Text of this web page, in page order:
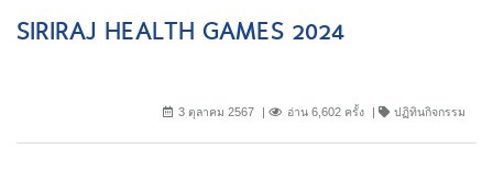
SIRIRAJ HEALTH GAMES 2024
3 ตุลาคม 2567 อ่าน 6,602 ครั้ง ปฏิทินกิจกรรม